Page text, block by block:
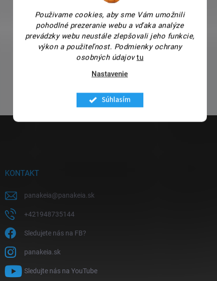
Použivame cookies, aby sme Vám umožnili
pohodlné prezeranie webu a vďaka analýze
prevádzky webu neustále zlepšovali jeho funkcie,
výkon a použiteľnost. Podmienky ochrany
osobných údajov tu
Nastavenie
Súhlasím
KONTAKT
panakeia@panakeia.sk
+421948735144
Sledujete nás na FB?
panakeia.sk
Sledujte nás na YouTube